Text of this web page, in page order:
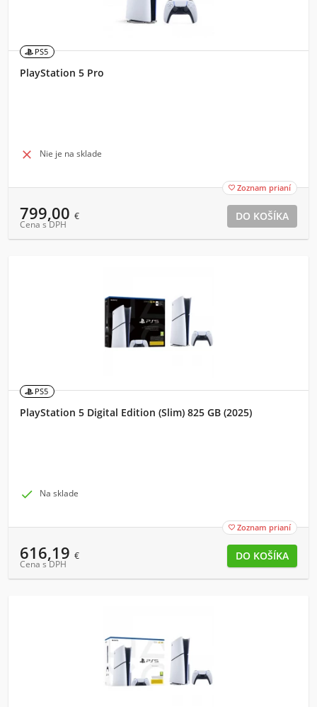
PS5
PlayStation 5 Pro
 Nie je na sklade
 Zoznam prianí
799,00 €
Cena s DPH
PS5
PlayStation 5 Digital Edition (Slim) 825 GB (2025)
 Na sklade
 Zoznam prianí
616,19 €
Cena s DPH